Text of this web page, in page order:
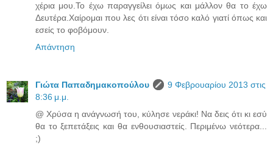
χέρια μου.Το έχω παραγγείλει όμως και μάλλον θα το έχω
Δευτέρα.Χαίρομαι που λες ότι είναι τόσο καλό γιατί όπως και
εσείς το φοβόμουν.
Απάντηση
Γιώτα Παπαδημακοπούλου
9 Φεβρουαρίου 2013 στις
8:36 μ.μ.
@ Χρύσα η ανάγνωσή του, κύλησε νεράκι! Να δεις ότι κι εσύ
θα το ξεπετάξεις και θα ενθουσιαστείς. Περιμένω νεότερα...
;)